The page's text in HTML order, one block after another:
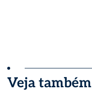
Veja também